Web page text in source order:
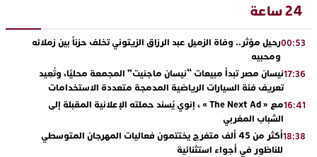
24 ساعة
00:53رحيل مؤثر.. وفاة الزميل عبد الرزاق الزيتوني تخلف حزناً بين زملائه
ومحبيه
17:36نيسان مصر تبدأ مبيعات “نيسان ماجنيت” المجمعة محليًا، وتُعِيد
تعريف فئة السيارات الرياضية المدمجة متعددة الاستخدامات
16:41
مع « The Next Ad » ، إنوي يُسند حملته الإعلانية المقبلة إلى
الشباب المغربي
18:38
أكثر من 45 ألف متفرج يختتمون فعاليات المهرجان المتوسطي
للناظور في أجواء استثنائية